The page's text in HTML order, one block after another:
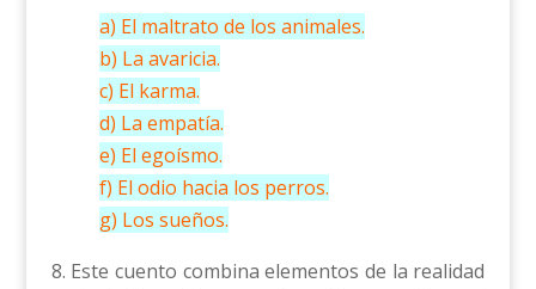
a) El maltrato de los animales.
b) La avaricia.
c) El karma.
d) La empatía.
e) El egoísmo.
f) El odio hacia los perros.
g) Los sueños.
8. Este cuento combina elementos de la realidad